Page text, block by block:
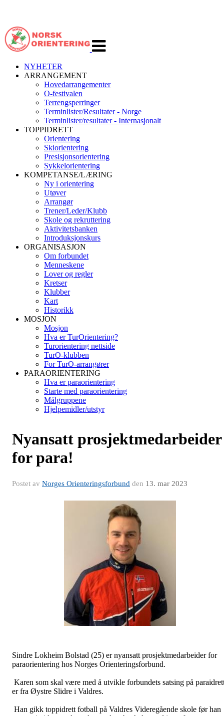
navigasjon
NYHETER
ARRANGEMENT
Hovedarrangementer
O-festivalen
Terrengsperringer
Terminlister/Resultater - Norge
Terminlister/resultater - Internasjonalt
TOPPIDRETT
Orientering
Skiorientering
Presisjonsorientering
Sykkelorientering
KOMPETANSE/LÆRING
Ny i orientering
Utøver
Arrangør
Trener/Leder/Klubb
Skole og rekruttering
Aktivitetsbanken
Introduksjonskurs
ORGANISASJON
Om forbundet
Menneskene
Lover og regler
Kretser
Klubber
Kart
Historikk
MOSJON
Mosjon
Hva er TurOrientering?
Turorientering nettside
TurO-klubben
For TurO-arrangører
PARAORIENTERING
Hva er paraorientering
Starte med paraorientering
Målgruppene
Hjelpemidler/utstyr
Nyansatt prosjektmedarbeider
for para!
Postet av Norges Orienteringsforbund den 13. mar 2023
Sindre Lokheim Bolstad (25) er nyansatt prosjektmedarbeider for
paraorientering hos Norges Orienteringsforbund.
Karen som skal være med å utvikle forbundets satsing på
er fra Øystre Slidre i Valdres.
Han gikk toppidrett fotball på Valdres Videregående skole før han